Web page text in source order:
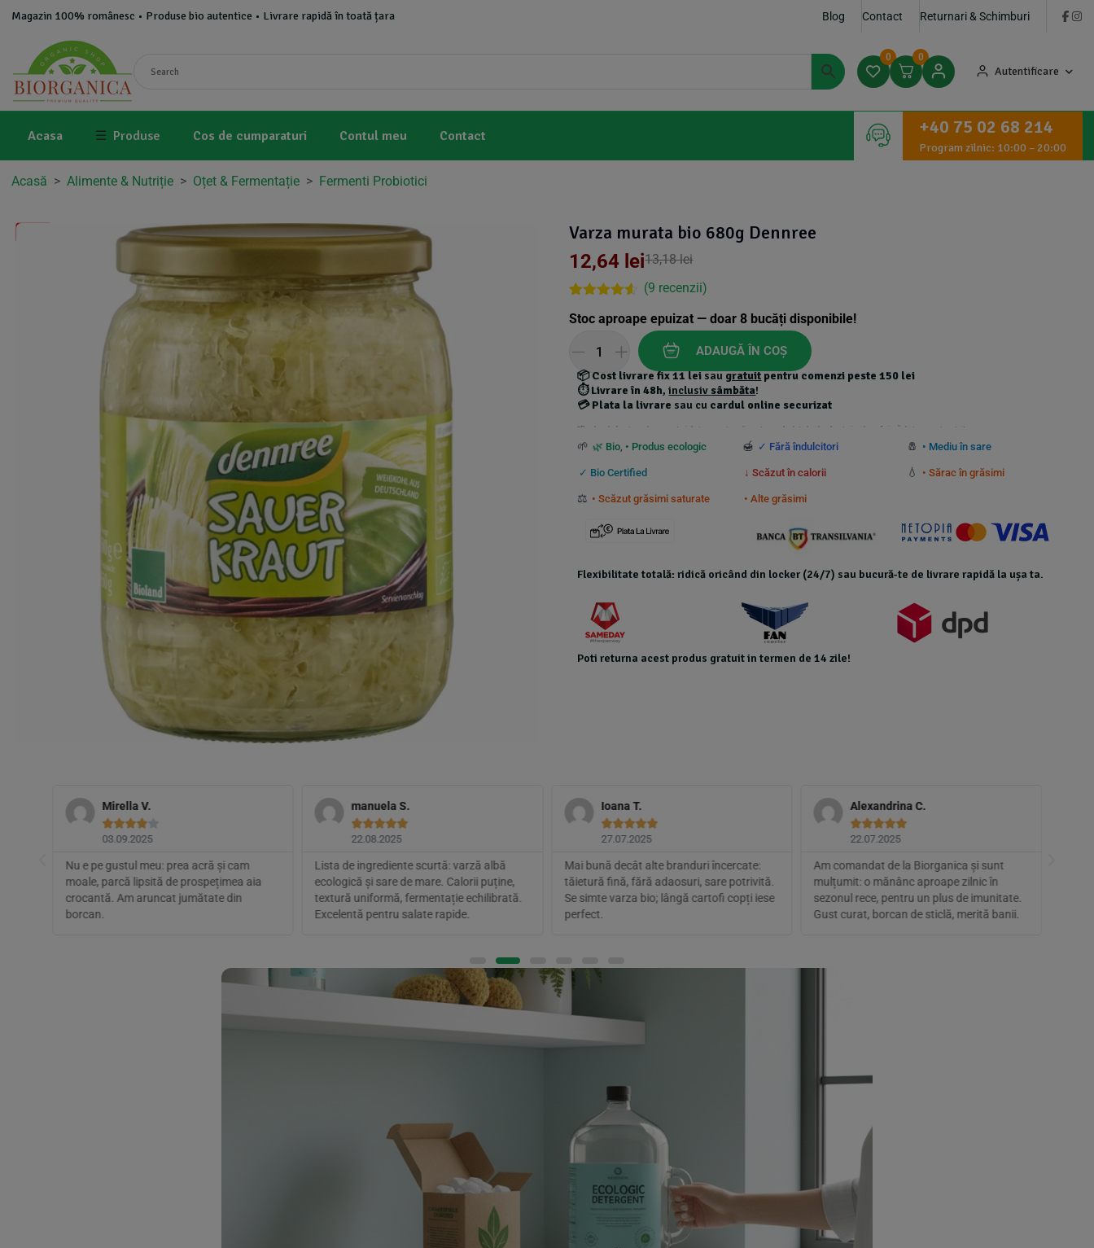
Magazin 100% românesc • Produse bio autentice • Livrare rapidă în toată țara Blog Contact Returnari & Schimburi
0 0
Autentificare
Acasa ☰ Produse Cos de cumparaturi Contul meu Contact +40 75 02 68 214
Program zilnic: 10:00 – 20:00
Acasă > Alimente & Nutriție > Oțet & Fermentație > Fermenti Probiotici
Varza murata bio 680g Dennree
13,18lei
12,64 lei
out of 5
customer
ratings
(9 recenzii)
Stoc aproape epuizat — doar8 bucăți disponibile!
ADAUGĂ ÎN COȘ
📦Cost livrare fix 11 leisaugratuitpentru comenzi peste 150 lei
⏱️Livrare în 48h,inclusiv sâmbăta!
💳Plata la livrare sau cu cardul online securizat
*Produsele foarte grele au costuri de transport suplimentare calculate la checkout și nu beneficiază de transport gratuit.
🌱 🌿 Bio, • Produs ecologic 🍯 ✓ Fără îndulcitori 🧂 • Mediu în sare
✓ Bio Certified ↓ Scăzut în calorii 💧 • Sărac în grăsimi
⚖️ • Scăzut grăsimi saturate • Alte grăsimi
Flexibilitate totală: ridică oricând din locker (24/7) sau bucură-te de livrare rapidă la ușa ta.
Poti returna acest produs gratuit in termen de 14 zile!
Mirella V.

03.09.2025
Nu e pe gustul meu: prea acră și cam
moale, parcă lipsită de prospețimea aia
crocantă. Am aruncat jumătate din
borcan.
manuela S.

22.08.2025
Lista de ingrediente scurtă: varză albă
ecologică și sare de mare. Calorii puține,
textură uniformă, fermentație echilibrată.
Excelentă pentru salate rapide.
Ioana T.

27.07.2025
Mai bună decât alte branduri încercate:
tăietură fină, fără adaosuri, sare potrivită.
Se simte varza bio; lângă cartofi copți iese
perfect.
Alexandrina C.

22.07.2025
Am comandat de la Biorganica și sunt
mulțumit: o mănânc aproape zilnic în
sezonul rece, pentru un plus de imunitate.
Gust curat, borcan de sticlă, merită banii.